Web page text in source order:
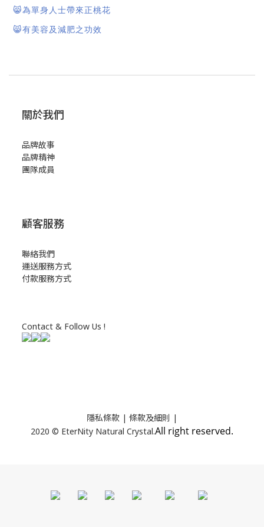
😸為單身人士帶來正桃花
😸有美容及減肥之功效
關於我們
品牌故事
品牌精神
團隊成員
顧客服務
聯絡我們
運送服務方式
付款服務方式
Contact & Follow Us !
隱私條款 | 條款及細則 |
2020 © EterNity Natural Crystal.All right reserved.